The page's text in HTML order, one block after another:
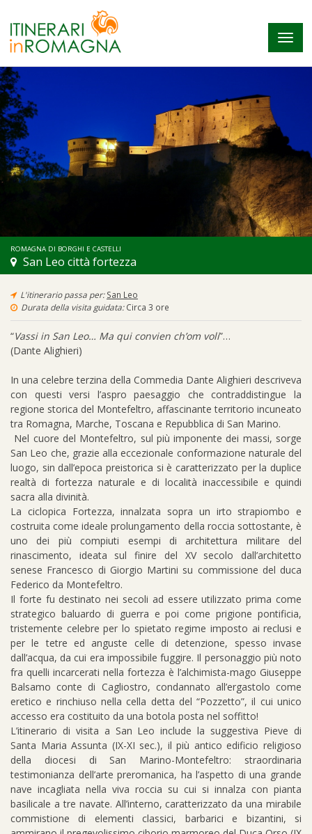
ROMAGNA DI BORGHI E CASTELLI
San Leo città fortezza
L'itinerario passa per:San Leo
Durata della visita guidata:Circa 3 ore
“Vassi in San Leo… Ma qui convien ch’om voli”…
(Dante Alighieri)
In una celebre terzina della Commedia Dante Alighieri descriveva
con questi versi l’aspro paesaggio che contraddistingue la
regione storica del Montefeltro, affascinante territorio incuneato
tra Romagna, Marche, Toscana e Repubblica di San Marino.
Nel cuore del Montefeltro, sul più imponente dei massi, sorge
San Leo che, grazie alla eccezionale conformazione naturale del
luogo, sin dall’epoca preistorica si è caratterizzato per la duplice
realtà di fortezza naturale e di località inaccessibile e quindi
sacra alla divinità.
La ciclopica Fortezza, innalzata sopra un irto strapiombo e
costruita come ideale prolungamento della roccia sottostante, è
uno dei più compiuti esempi di architettura militare del
rinascimento, ideata sul finire del XV secolo dall’architetto
senese Francesco di Giorgio Martini su commissione del duca
Federico da Montefeltro.
Il forte fu destinato nei secoli ad essere utilizzato prima come
strategico baluardo di guerra e poi come prigione pontificia,
tristemente celebre per lo spietato regime imposto ai reclusi e
per le tetre ed anguste celle di detenzione, spesso invase
dall’acqua, da cui era impossibile fuggire. Il personaggio più noto
fra quelli incarcerati nella fortezza è l’alchimista-mago Giuseppe
Balsamo conte di Cagliostro, condannato all’ergastolo come
eretico e rinchiuso nella cella detta del “Pozzetto”, il cui unico
accesso era costituito da una botola posta nel soffitto!
L’itinerario di visita a San Leo include la suggestiva Pieve di
Santa Maria Assunta (IX-XI sec.), il più antico edificio religioso
della diocesi di San Marino-Montefeltro: straordinaria
testimonianza dell’arte preromanica, ha l’aspetto di una grande
nave incagliata nella viva roccia su cui si innalza con pianta
basilicale a tre navate. All’interno, caratterizzato da una mirabile
commistione di elementi classici, barbarici e bizantini, si